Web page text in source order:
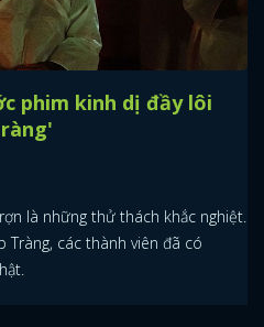
phim kinh dị đầy lôi
là những thử thách khắc nghiệt.
Tràng, các thành viên đã có